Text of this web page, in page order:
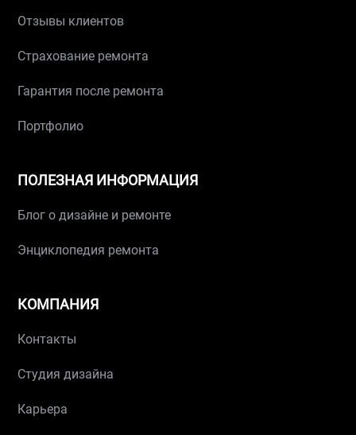
Отзывы клиентов
Страхование ремонта
Гарантия после ремонта
Портфолио
ПОЛЕЗНАЯ ИНФОРМАЦИЯ
Блог о дизайне и ремонте
Энциклопедия ремонта
КОМПАНИЯ
Контакты
Студия дизайна
Карьера